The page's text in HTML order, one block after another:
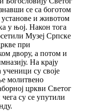
се са боготом
установе и животом
у њој. Након тога
Музеј Српске
при
двору, а потом и
На крају
су своје
молитвено
цркви Светог
су се упутили